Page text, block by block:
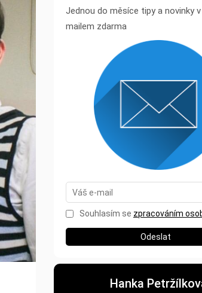
Jednou do měsíce tipy a novinky
mailem zdarma
Souhlasím se zpracováním
Odeslat
Hanka